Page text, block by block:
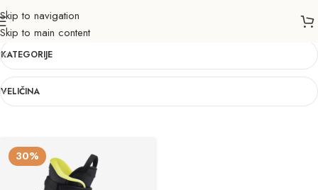
Skip to navigation
Skip to main content
210
KATEGORIJE
VELIČINA
30%